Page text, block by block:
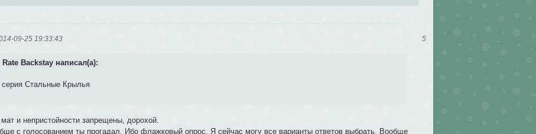
5
09-25 19:33:43
Rate Backstay написал(а):
серия Стальные Крылья
и непристойности запрещены, дорохой.
с голосованием ты прогадал. Ибо флажковый опрос. Я сейчас могу все варианты ответов выбрать. Вообще